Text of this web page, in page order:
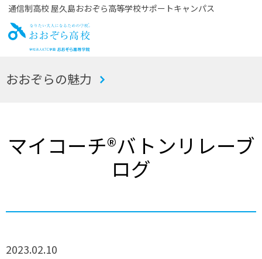
通信制高校 屋久島おおぞら高等学校サポートキャンパス
お
おおぞらの魅力
マイコーチ®バトンリレーブ
ログ
2023.02.10